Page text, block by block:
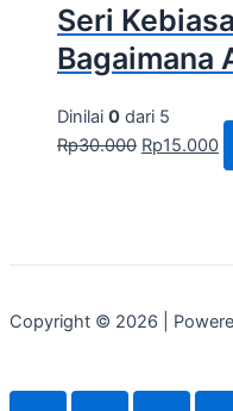
Seri
Bagaimana
Dinilai 0 dari 5
Rp30.000 Rp15.000
Copyright © 2026 |